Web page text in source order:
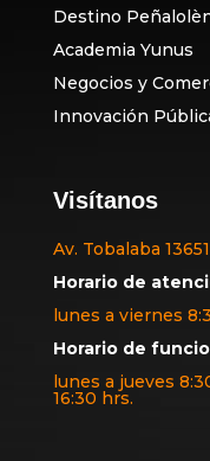
Destino
Academia Yunus
Negocios y
Innovación
Visítanos
Av. Tobalaba
Horario de
lunes a viernes
Horario de
lunes a jueves
16:30 hrs.